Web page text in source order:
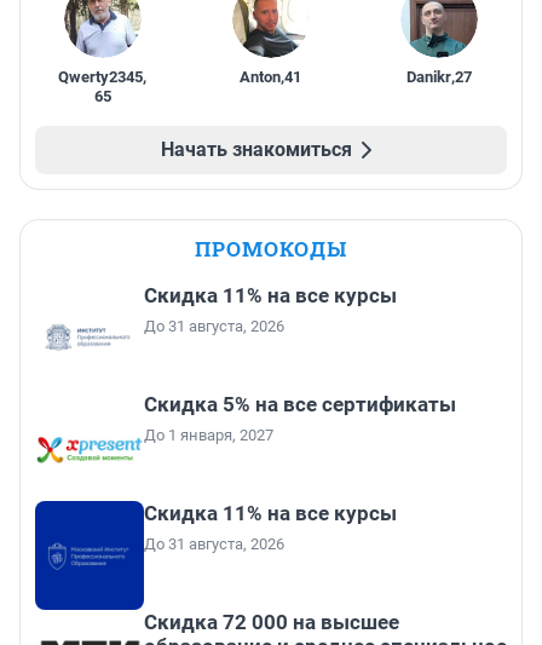
Qwerty2345,
65
Anton,41 Danikr,27
Начать знакомиться
ПРОМОКОДЫ
Скидка 11% на все курсы
До 31 августа, 2026
Скидка 5% на все сертификаты
До 1 января, 2027
Скидка 11% на все курсы
До 31 августа, 2026
Скидка 72 000 на высшее